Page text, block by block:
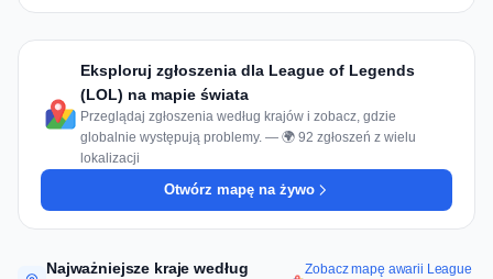
Eksploruj zgłoszenia dla League of Legends
(LOL) na mapie świata
Przeglądaj zgłoszenia według krajów i zobacz, gdzie
globalnie występują problemy. — 🌍 92 zgłoszeń z wielu
lokalizacji
Otwórz mapę na żywo
Najważniejsze kraje według
Zobacz mapę awarii League